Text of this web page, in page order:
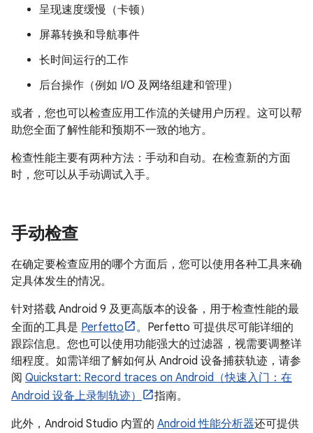
呈现速度缓慢（卡顿）
屏幕转换和导航事件
长时间运行的工作
后台操作（例如 I/O 及网络组建和管理）
或者，您也可以检查应用工作流的关键用户历程。这可以帮
助您全面了解性能和预期不一致的地方。
检查性能主要有两种方法：手动和自动。在检查新的方面
时，您可以从手动调试入手。
手动检查
在确定要检查应用的哪个方面后，您可以使用各种工具来确
定具体发生的情况。
针对搭载 Android 9 及更高版本的设备，用于检查性能的最
全面的工具是 Perfetto
。Perfetto 可提供尽可能详细的
跟踪信息。您也可以使用功能强大的过滤器，视需要调整详
细程度。如需详细了解如何从 Android 设备捕获轨迹，请参
阅 Quickstart: Record traces on Android（快速入门：在
Android 设备上录制轨迹）
指南。
此外，Android Studio 内置的 Android 性能分析器还可提供